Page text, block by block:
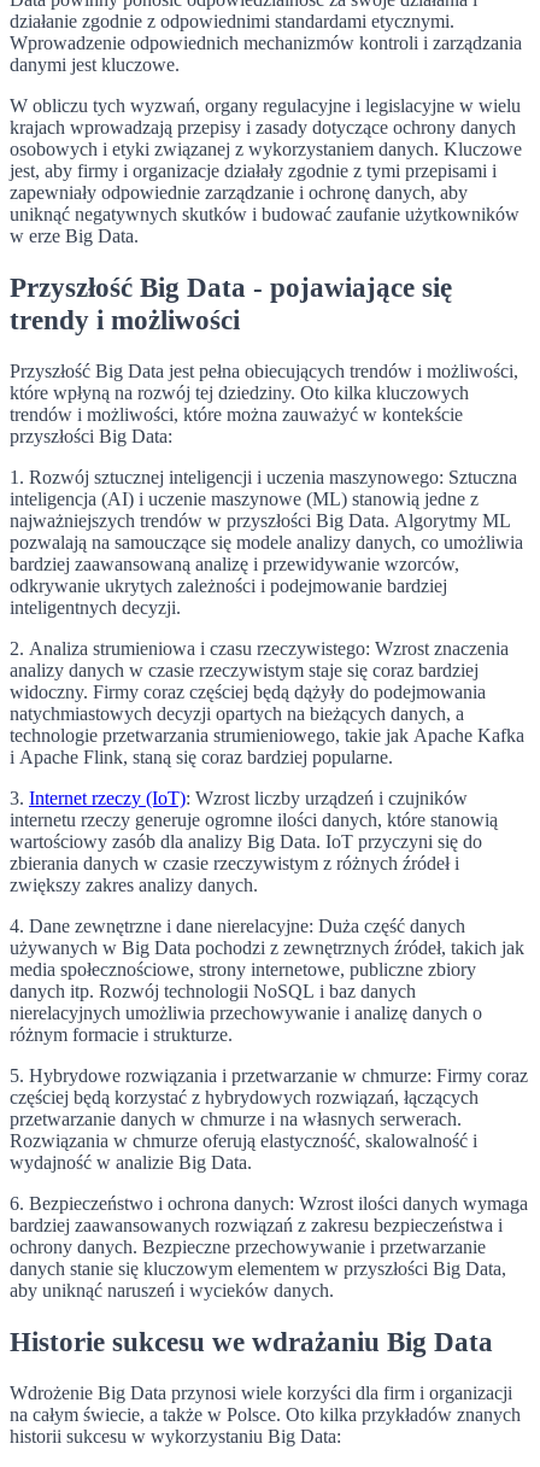
działanie zgodnie z odpowiednimi standardami etycznymi.
Wprowadzenie odpowiednich mechanizmów kontroli i zarządzania
danymi jest kluczowe.
W obliczu tych wyzwań, organy regulacyjne i legislacyjne w wielu
krajach wprowadzają przepisy i zasady dotyczące ochrony danych
osobowych i etyki związanej z wykorzystaniem danych. Kluczowe
jest, aby firmy i organizacje działały zgodnie z tymi przepisami i
zapewniały odpowiednie zarządzanie i ochronę danych, aby
uniknąć negatywnych skutków i budować zaufanie użytkowników
w erze Big Data.
Przyszłość Big Data - pojawiające się
trendy i możliwości
Przyszłość Big Data jest pełna obiecujących trendów i możliwości,
które wpłyną na rozwój tej dziedziny. Oto kilka kluczowych
trendów i możliwości, które można zauważyć w kontekście
przyszłości Big Data:
1. Rozwój sztucznej inteligencji i uczenia maszynowego: Sztuczna
inteligencja (AI) i uczenie maszynowe (ML) stanowią jedne z
najważniejszych trendów w przyszłości Big Data. Algorytmy ML
pozwalają na samouczące się modele analizy danych, co umożliwia
bardziej zaawansowaną analizę i przewidywanie wzorców,
odkrywanie ukrytych zależności i podejmowanie bardziej
inteligentnych decyzji.
2. Analiza strumieniowa i czasu rzeczywistego: Wzrost znaczenia
analizy danych w czasie rzeczywistym staje się coraz bardziej
widoczny. Firmy coraz częściej będą dążyły do podejmowania
natychmiastowych decyzji opartych na bieżących danych, a
technologie przetwarzania strumieniowego, takie jak Apache Kafka
i Apache Flink, staną się coraz bardziej popularne.
3. Internet rzeczy (IoT): Wzrost liczby urządzeń i czujników
internetu rzeczy generuje ogromne ilości danych, które stanowią
wartościowy zasób dla analizy Big Data. IoT przyczyni się do
zbierania danych w czasie rzeczywistym z różnych źródeł i
zwiększy zakres analizy danych.
4. Dane zewnętrzne i dane nierelacyjne: Duża część danych
używanych w Big Data pochodzi z zewnętrznych źródeł, takich jak
media społecznościowe, strony internetowe, publiczne zbiory
danych itp. Rozwój technologii NoSQL i baz danych
nierelacyjnych umożliwia przechowywanie i analizę danych o
różnym formacie i strukturze.
5. Hybrydowe rozwiązania i przetwarzanie w chmurze: Firmy coraz
częściej będą korzystać z hybrydowych rozwiązań, łączących
przetwarzanie danych w chmurze i na własnych serwerach.
Rozwiązania w chmurze oferują elastyczność, skalowalność i
wydajność w analizie Big Data.
6. Bezpieczeństwo i ochrona danych: Wzrost ilości danych wymaga
bardziej zaawansowanych rozwiązań z zakresu bezpieczeństwa i
ochrony danych. Bezpieczne przechowywanie i przetwarzanie
danych stanie się kluczowym elementem w przyszłości Big Data,
aby uniknąć naruszeń i wycieków danych.
Historie sukcesu we wdrażaniu Big Data
Wdrożenie Big Data przynosi wiele korzyści dla firm i organizacji
na całym świecie, a także w Polsce. Oto kilka przykładów znanych
historii sukcesu w wykorzystaniu Big Data: